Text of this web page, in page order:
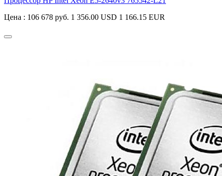
Цена : 106 678 руб. 1 356.00 USD 1 166.15 EUR